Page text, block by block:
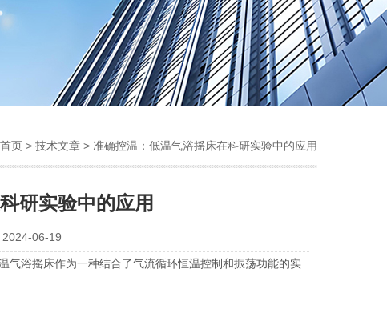
首页 > 技术文章 > 准确控温：低温气浴摇床在科研实验中的应用
研实验中的应用
2024-06-19
浴摇床作为一种结合了气流循环恒温控制和振荡功能的实